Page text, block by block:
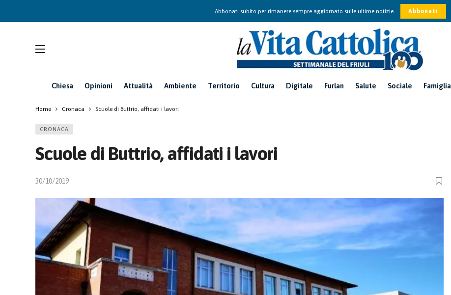
Abbonati subito per rimanere sempre aggiornato sulle ultime notizie Abbonati
Chiesa Opinioni Attualità Ambiente Territorio Cultura Digitale Furlan Salute Sociale Famiglia
Home Cronaca Scuole di Buttrio, affidati i lavori
CRONACA
Scuole di Buttrio, affidati i lavori
30/10/2019